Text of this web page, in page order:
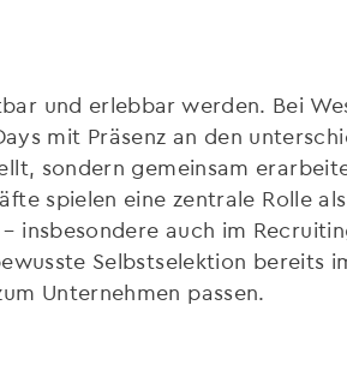
und erlebbar werden. Bei
mit Präsenz an den
sondern gemeinsam
spielen eine zentrale Rolle
auch im
Selbstselektion bereits
Unternehmen passen.